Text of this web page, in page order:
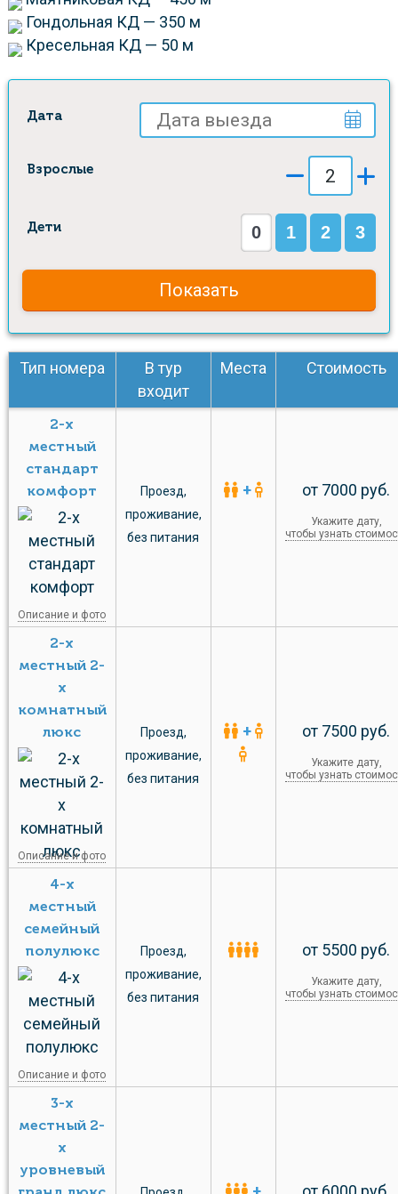
Гондольная КД — 350 м
Кресельная КД — 50 м
Дата
Взрослые
Дети 0 1 2 3
Показать
Тип номера
В тур
входит
Места Стоимость
2-х
местный
стандарт
комфорт
Описание и фото
Проезд,
проживание,
без питания
+ от 7000 руб.
Укажите дату,
чтобы узнать
2-х
местный 2-
х
комнатный
люкс
Описание и фото
Проезд,
проживание,
без питания
+ от 7500 руб.
Укажите дату,
чтобы узнать
4-х
местный
семейный
полулюкс
Описание и фото
Проезд,
проживание,
без питания
от 5500 руб.
Укажите дату,
чтобы узнать
3-х
местный 2-
х
уровневый